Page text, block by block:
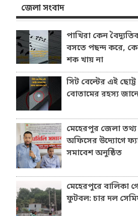
জেলা সংবাদ
পাখিরা কেন
বসতে পছন্দ করে,
শক খায় না
সিট বেল্টের এই ছোট্ট
বোতামের রহস্য
মেহেরপুর জেলা তথ্য
অফিসের উদ্যোগে
সমাবেশ অনুষ্ঠিত
মেহেরপুরে বালিকা
ফুটবল: চার দল